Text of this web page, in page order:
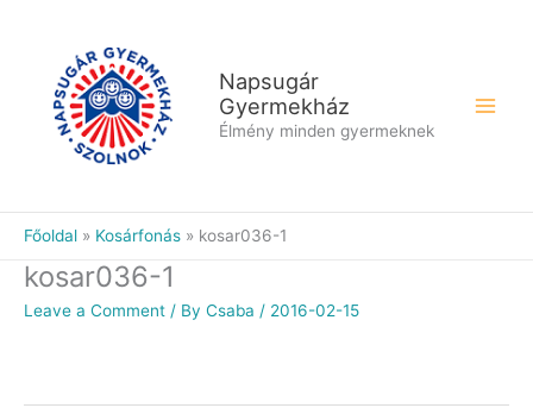
Napsugár
Gyermekház
Élmény minden gyermeknek
Főoldal Kosárfonás kosar036-1
kosar036-1
Leave a Comment / By Csaba / 2016-02-15